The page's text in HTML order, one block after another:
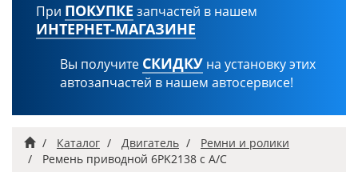
При ПОКУПКЕ запчастей в нашем
ИНТЕРНЕТ-МАГАЗИНЕ
Вы получите СКИДКУ на установку этих
автозапчастей в нашем автосервисе!
ГлавнаяКаталог Двигатель
Ремни и ролики
Ремень приводной 6PK2138 c A/C